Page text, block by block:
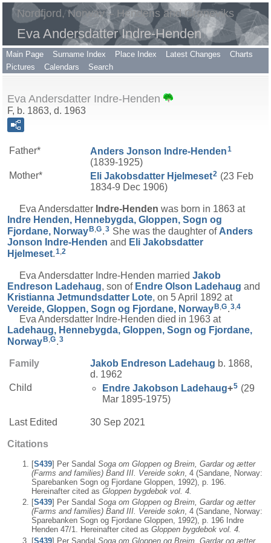
Nordfjord, Norway – Hendens and Grøneviks
Eva Andersdatter Indre-Henden
Main Page Surname Index Place Index Latest Changes
Charts
Pictures
Calendars Search
Eva Andersdatter Indre-Henden
F, b. 1863, d. 1963
Father* Anders Jonson Indre-Henden1
(1839-1925)
Mother*
Eli Jakobsdatter Hjelmeset2 (23 Feb
1834-9 Dec 1906)
Eva Andersdatter Indre-Henden was born in 1863 at
Indre Henden, Hennebygda, Gloppen, Sogn og
Fjordane, Norway B,G.3 She was the daughter of Anders
Jonson Indre-Henden and Eli Jakobsdatter
Hjelmeset.1 2
Eva Andersdatter Indre-Henden married Jakob
Endreson Ladehaug, son of Endre Olson Ladehaug and
Kristianna Jetmundsdatter Lote, on 5 April 1892 at
Vereide, Gloppen, Sogn og Fjordane, NorwayB G 3 4
Eva Andersdatter Indre-Henden died in 1963 at
Ladehaug, Hennebygda, Gloppen, Sogn og Fjordane,
Norway B,G.3
Family Jakob Endreson Ladehaug b. 1868,
d. 1962
Child
Endre Jakobson Ladehaug+5 (29
Mar 1895-1975)
Last Edited 30 Sep 2021
Citations
[S439] Per Sandal Soga om Gloppen og Breim, Gardar og ætter
(Farms and families) Band III. Vereide sokn, 4 (Sandane, Norway:
Sparebanken Sogn og Fjordane Gloppen, 1992), p. 196.
Hereinafter cited as Gloppen bygdebok vol. 4.
[S439] Per Sandal Soga om Gloppen og Breim, Gardar og ætter
(Farms and families) Band III. Vereide sokn, 4 (Sandane, Norway:
Sparebanken Sogn og Fjordane Gloppen, 1992), p. 196 Indre
Henden 47/1. Hereinafter cited as Gloppen bygdebok vol. 4.
[S439] Per Sandal Soga om Gloppen og Breim, Gardar og ætter